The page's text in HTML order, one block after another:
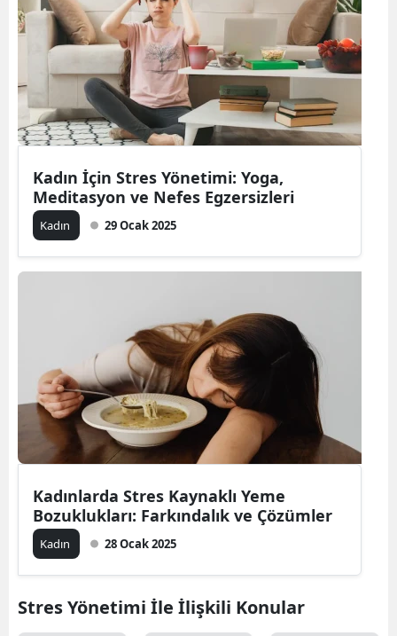
Mardin
Muğla
Muş
Nevşehir
Ordu
Siirt
Sivas
Tekirdağ
Trabzon
Uşak
Kadın İçin Stres Yönetimi: Yoga,
Meditasyon ve Nefes Egzersizleri
Kadın 29 Ocak 2025
Kadınlarda Stres Kaynaklı Yeme
Bozuklukları: Farkındalık ve Çözümler
Kadın 28 Ocak 2025
Stres Yönetimi İle İlişkili Konular